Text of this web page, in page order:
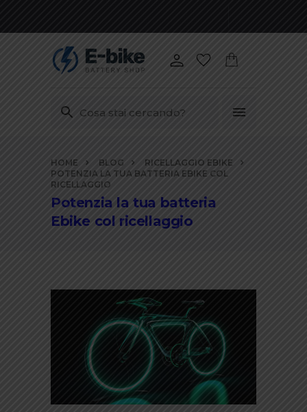
contenuti
HOME BLOG
RICELLAGGIO EBIKE
POTENZIA LA TUA BATTERIA EBIKE COL
RICELLAGGIO
Potenzia la tua batteria
Ebike col ricellaggio